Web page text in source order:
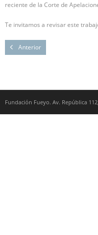
reciente de la Corte de
Te invitamos a revisar este
Anterior
Fundación Fueyo. Av. República